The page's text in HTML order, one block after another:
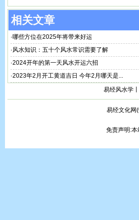
相关文章
·哪些方位在2025年将带来好运
·风水知识：五十个风水常识需要了解
·2024开年的第一天风水开运六招
·2023年2月开工黄道吉日 今年2月哪天是...
易经风水学
易经文化网(
免责声明: